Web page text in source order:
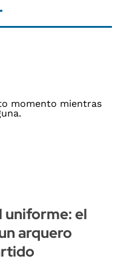
uniforme: el
arquero